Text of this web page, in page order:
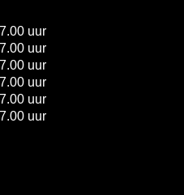
uur
uur
uur
uur
uur
uur